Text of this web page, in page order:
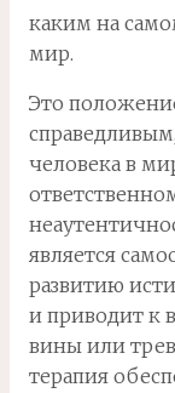
каким на
мир.
Это
человека в
является
развитию
и приводит к
вины или
терапия